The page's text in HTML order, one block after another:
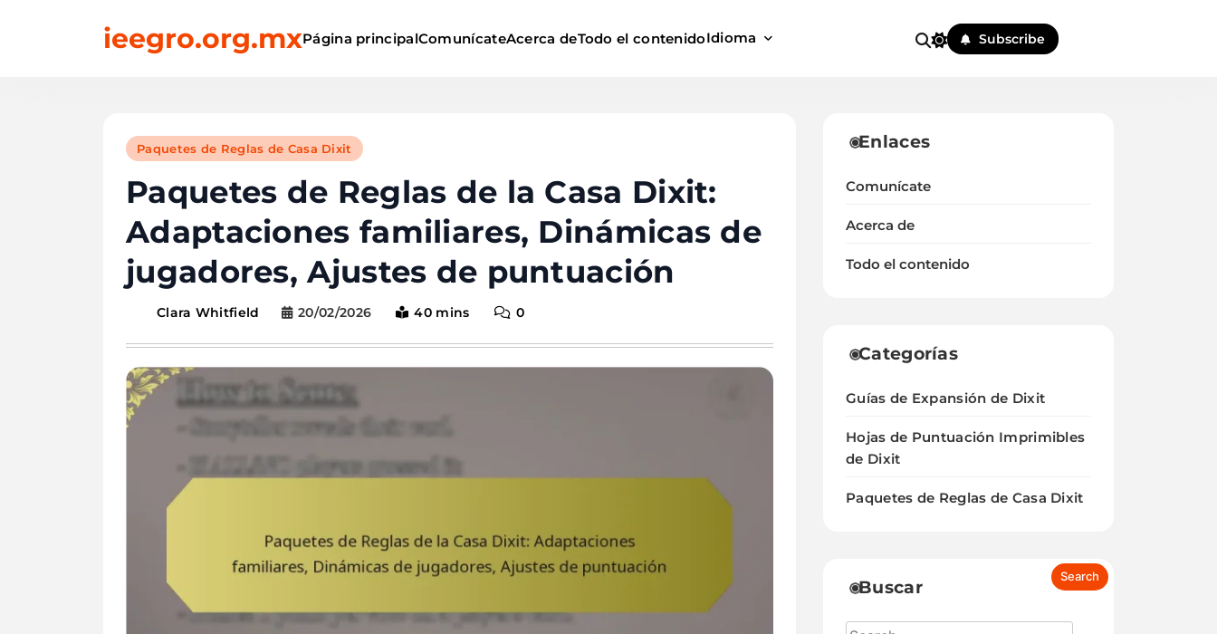
ieegro.org.mxPágina principalComunícateAcerca deTodo el contenidoIdioma Subscribe
Paquetes de Reglas de Casa Dixit
Paquetes de Reglas de la Casa Dixit:
Adaptaciones familiares, Dinámicas de
jugadores, Ajustes de puntuación
Clara Whitfield 20/02/2026 40 mins 0
Enlaces
Comunícate
Acerca de
Todo el contenido
Categorías
Guías de Expansión de Dixit
Hojas de Puntuación Imprimibles
de Dixit
Paquetes de Reglas de Casa Dixit
Buscar